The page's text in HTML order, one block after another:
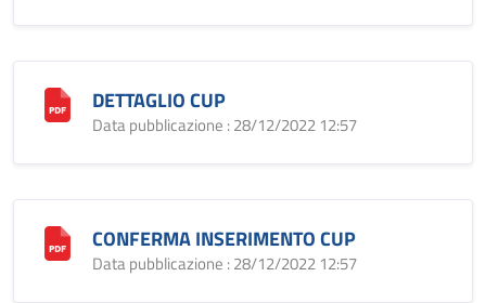
DETTAGLIO CUP
Data pubblicazione : 28/12/2022 12:57
CONFERMA INSERIMENTO CUP
Data pubblicazione : 28/12/2022 12:57